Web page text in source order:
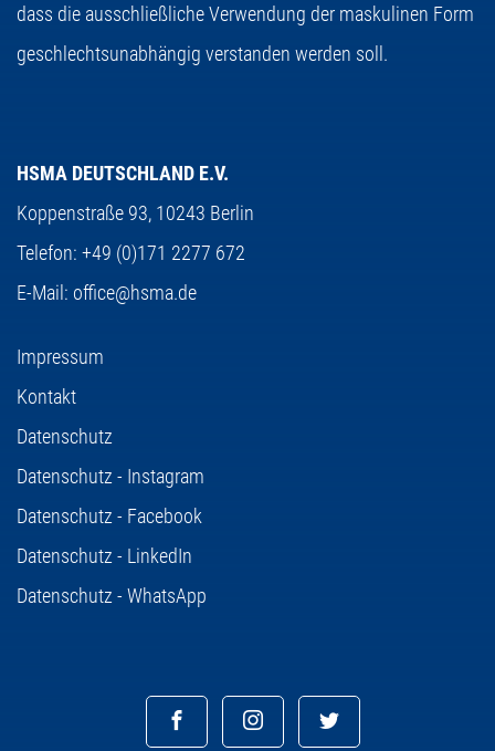
dass die ausschließliche Verwendung der maskulinen Form
geschlechtsunabhängig verstanden werden soll.
HSMA DEUTSCHLAND E.V.
Koppenstraße 93, 10243 Berlin
Telefon: +49 (0)171 2277 672
E-Mail: office@hsma.de
Impressum
Kontakt
Datenschutz
Datenschutz - Instagram
Datenschutz - Facebook
Datenschutz - LinkedIn
Datenschutz - WhatsApp